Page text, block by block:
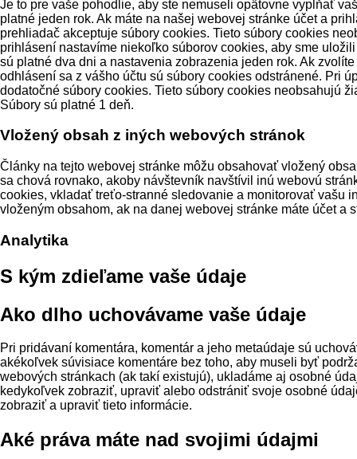
Je to pre vaše pohodlie, aby ste nemuseli opätovne vypĺňať
platné jeden rok. Ak máte na našej webovej stránke účet a
prehliadač akceptuje súbory cookies. Tieto súbory cookies
prihlásení nastavíme niekoľko súborov cookies, aby sme
sú platné dva dni a nastavenia zobrazenia jeden rok. Ak
odhlásení sa z vášho účtu sú súbory cookies odstránené. Pri
dodatočné súbory cookies. Tieto súbory cookies neobsahujú
Súbory sú platné 1 deň.
Vložený obsah z iných webových stránok
Články na tejto webovej stránke môžu obsahovať vložený
sa chová rovnako, akoby návštevník navštívil inú webovú
cookies, vkladať treťo-stranné sledovanie a monitorovať vašu
vloženým obsahom, ak na danej webovej stránke máte účet a
Analytika
S kým zdieľame vaše údaje
Ako dlho uchovávame vaše údaje
Pri pridávaní komentára, komentár a jeho metaúdaje sú
akékoľvek súvisiace komentáre bez toho, aby museli byť
webových stránkach (ak takí existujú), ukladáme aj osobné
kedykoľvek zobraziť, upraviť alebo odstrániť svoje osobné
zobraziť a upraviť tieto informácie.
Aké práva máte nad svojimi údajmi